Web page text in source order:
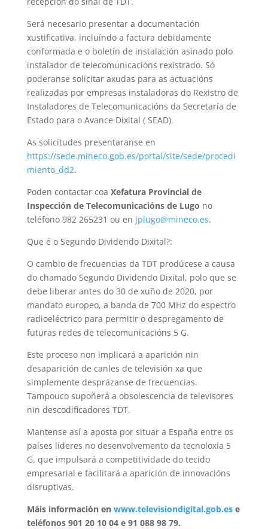
Será necesario presentar a documentación
xustificativa, incluíndo a factura debidamente
conformada e o boletín de instalación asinado polo
instalador de telecomunicacións rexistrado. Só
poderanse solicitar axudas para as actuacións
realizadas por empresas instaladoras do Rexistro de
Instaladores de Telecomunicacións da Secretaría de
Estado para o Avance Dixital ( SEAD).
As solicitudes presentaranse en
https://sede.mineco.gob.es/portal/site/sede/procedi
miento_dd2.
Poden contactar coa Xefatura Provincial de
Inspección de Telecomunicacións de Lugo no
teléfono 982 265231 ou en jplugo@mineco.es.
Que é o Segundo Dividendo Dixital?:
O cambio de frecuencias da TDT prodúcese a causa
do chamado Segundo Dividendo Dixital, polo que se
debe liberar antes do 30 de xuño de 2020, por
mandato europeo, a banda de 700 MHz do espectro
radioeléctrico para permitir o despregamento de
futuras redes de telecomunicacións 5 G.
Este proceso non implicará a aparición nin
desaparición de canles de televisión xa que
simplemente desprázanse de frecuencias.
Tampouco supoñerá a obsolescencia de televisores
nin descodificadores TDT.
Mantense así a aposta por situar a España entre os
países líderes no desenvolvemento da tecnoloxía 5
G, que impulsará a competitividade do tecido
empresarial e facilitará a aparición de innovacións
disruptivas.
Máis información en www.televisiondigital.gob.ese
teléfonos 901 20 10 04 e 91 088 98 79.